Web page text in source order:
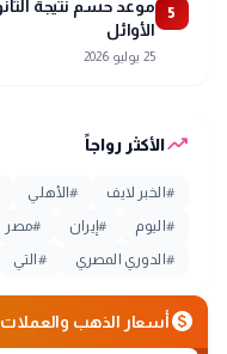
5
الأوائل
25 يوليو 2026
trending_upالأكثر رواجاً
# الخبر لايف #الأهلي
# اليوم # إيران #مصر
# الدوري المصري # التي
monetization_onأسعار الذهب والعملات